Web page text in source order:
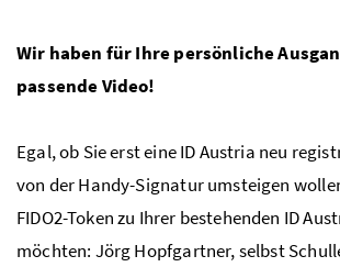
Wir haben für Ihre persönliche
passende Video!
Egal, ob Sie erst eine ID Austria neu
von der Handy-Signatur umsteigen
FIDO2-Token zu Ihrer bestehenden ID
möchten: Jörg Hopfgartner, selbst